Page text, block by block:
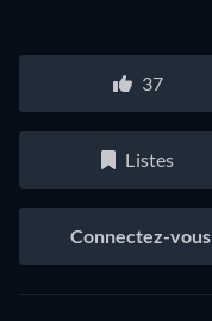
37
Listes
Connectez-vous